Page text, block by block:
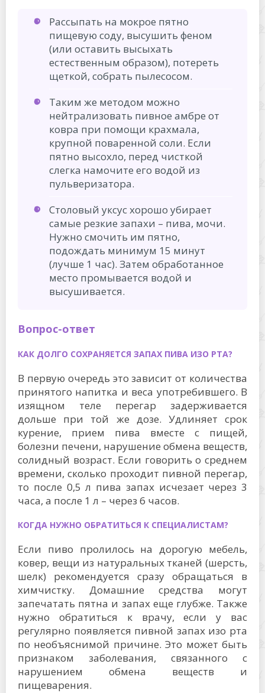
Рассыпать на мокрое пятно
пищевую соду, высушить феном
(или оставить высыхать
естественным образом), потереть
щеткой, собрать пылесосом.
Таким же методом можно
нейтрализовать пивное амбре от
ковра при помощи крахмала,
крупной поваренной соли. Если
пятно высохло, перед чисткой
слегка намочите его водой из
пульверизатора.
Столовый уксус хорошо убирает
самые резкие запахи – пива, мочи.
Нужно смочить им пятно,
подождать минимум 15 минут
(лучше 1 час). Затем обработанное
место промывается водой и
высушивается.
Вопрос-ответ
КАК ДОЛГО СОХРАНЯЕТСЯ ЗАПАХ ПИВА ИЗО РТА?
В первую очередь это зависит от количества
принятого напитка и веса употребившего. В
изящном теле перегар задерживается
дольше при той же дозе. Удлиняет срок
курение, прием пива вместе с пищей,
болезни печени, нарушение обмена веществ,
солидный возраст. Если говорить о среднем
времени, сколько проходит пивной перегар,
то после 0,5 л пива запах исчезает через 3
часа, а после 1 л – через 6 часов.
КОГДА НУЖНО ОБРАТИТЬСЯ К СПЕЦИАЛИСТАМ?
Если пиво пролилось на дорогую мебель,
ковер, вещи из натуральных тканей (шерсть,
шелк) рекомендуется сразу обращаться в
химчистку. Домашние средства могут
запечатать пятна и запах еще глубже. Также
нужно обратиться к врачу, если у вас
регулярно появляется пивной запах изо рта
по необъяснимой причине. Это может быть
признаком заболевания, связанного с
нарушением обмена веществ и
пищеварения.